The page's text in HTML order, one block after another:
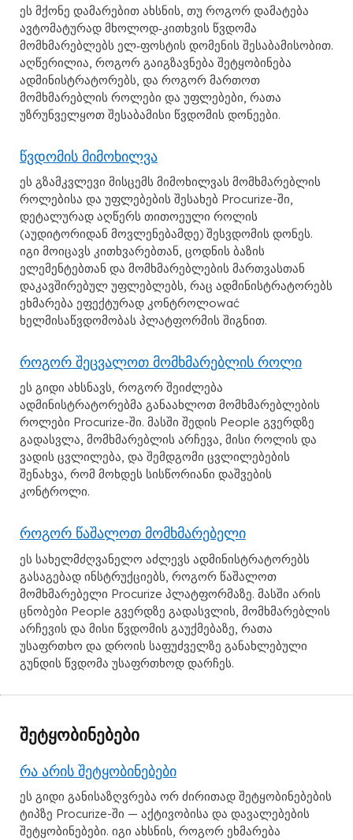
ეს მქონე დამარებით ახსნის, თუ როგორ დამატება
ავტომატურად მხოლოდ‑კითხვის წვდომა
მომხმარებლებს ელ‑ფოსტის დომენის შესაბამისობით.
აღწერილია, როგორ გაიგზავნება შეტყობინება
ადმინისტრატორებს, და როგორ მართოთ
მომხმარებლის როლები და უფლებები, რათა
უზრუნველყოთ შესაბამისი წვდომის დონეები.
წვდომის მიმოხილვა
ეს გზამკვლევი მისცემს მიმოხილვას მომხმარებლის
როლებისა და უფლებების შესახებ Procurize-ში,
დეტალურად აღწერს თითოეული როლის
(აუდიტორიდან მოვლენებამდე) შესვდომის დონეს.
იგი მოიცავს კითხვარებთან, ცოდნის ბაზის
ელემენტებთან და მომხმარებლების მართვასთან
დაკავშირებულ უფლებლებს, რაც ადმინისტრატორებს
ეხმარება ეფექტურად კონტროლować
ხელმისაწვდომობას პლატფორმის შიგნით.
როგორ შეცვალოთ მომხმარებლის როლი
ეს გიდი ახსნავს, როგორ შეიძლება
ადმინისტრატორებმა განაახლოთ მომხმარებლების
როლები Procurize-ში. მასში შედის People გვერდზე
გადასვლა, მომხმარებლის არჩევა, მისი როლის და
ვადის ცვლილება, და შემდგომი ცვლილებების
შენახვა, რომ მოხდეს სისწორიანი დაშვების
კონტროლი.
როგორ წაშალოთ მომხმარებელი
ეს სახელმძღვანელო აძლევს ადმინისტრატორებს
გასაგებად ინსტრუქციებს, როგორ წაშალოთ
მომხმარებელი Procurize პლატფორმაზე. მასში არის
ცნობები People გვერდზე გადასვლის, მომხმარებლის
არჩევის და მისი წვდომის გაუქმებაზე, რათა
უსაფრთხო და დროის საფუძველზე განახლებული
გუნდის წვდომა უსაფრთხოდ დარჩეს.
შეტყობინებები
რა არის შეტყობინებები
ეს გიდი განისაზღვრება ორ ძირითად შეტყობინებების
ტიპზე Procurize-ში — აქტივობისა და დავალებების
შეტყობინებები. იგი ახსნის, როგორ ეხმარება